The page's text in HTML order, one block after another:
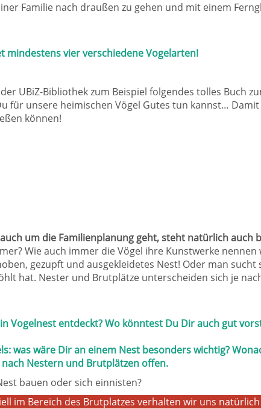
Familie nach draußen zu gehen und mit einem
mindestens vier verschiedene Vogelarten!
UBiZ-Bibliothek zum Beispiel folgendes tolles Buch
für unsere heimischen Vögel Gutes tun kannst…
können!
um die Familienplanung geht, steht natürlich auch
Wie auch immer die Vögel ihre Kunstwerke
gezupft und ausgekleidetes Nest! Oder man
hat. Nester und Brutplätze unterscheiden sich je
Vogelnest entdeckt? Wo könntest Du Dir auch gut
was wäre Dir an einem Nest besonders wichtig?
Nestern und Brutplätzen offen.
bauen oder sich einnisten?
im Bereich des Brutplatzes verhalten wir uns